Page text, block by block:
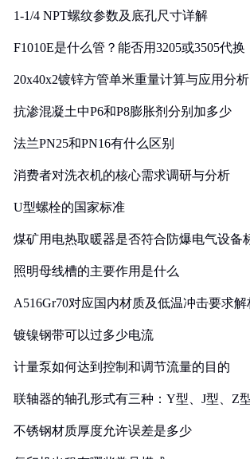
1-1/4 NPT螺纹参数及底孔尺寸详解
F1010E是什么管？能否用3205或3505代换
20x40x2镀锌方管单米重量计算与应用分析
抗渗混凝土中P6和P8膨胀剂分别加多少
法兰PN25和PN16有什么区别
消费者对洗衣机的核心需求调研与分析
U型螺栓的国家标准
煤矿用电热取暖器是否符合防爆电气设备
照明母线槽的主要作用是什么
A516Gr70对应国内材质及低温冲击要求解
镀镍钢带可以过多少电流
计量泵如何达到控制和调节流量的目的
联轴器的轴孔形式有三种：Y型、J型、Z
不锈钢材质厚度允许误差是多少